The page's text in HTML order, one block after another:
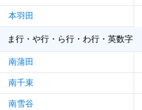
本羽田
ま行・や行・ら行・わ行・英数字
南蒲田
南千束
南雪谷